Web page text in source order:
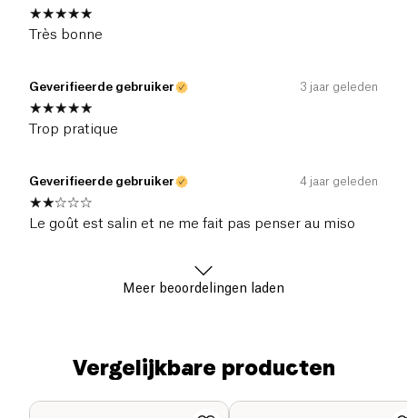
Très bonne
Geverifieerde gebruiker 3 jaar geleden
Trop pratique
Geverifieerde gebruiker 4 jaar geleden
Le goût est salin et ne me fait pas penser au miso
Meer beoordelingen laden
Vergelijkbare producten